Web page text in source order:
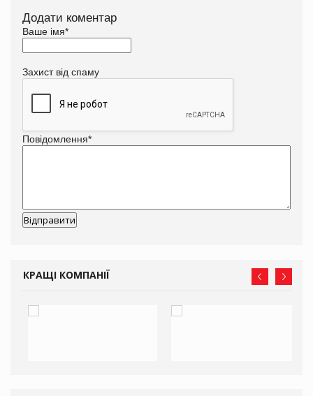
Додати коментар
Ваше імя*
Захист від спаму
Повідомлення*
КРАЩІ КОМПАНІЇ